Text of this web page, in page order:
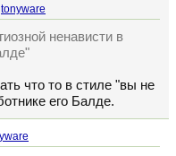
tonyware
ненависти в
что то в стиле "вы не
его Балде.